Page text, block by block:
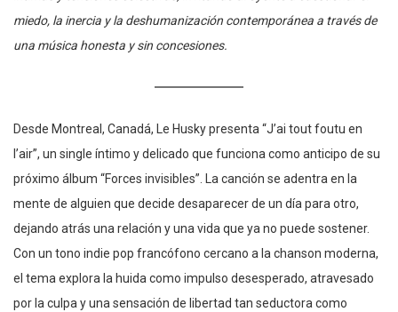
miedo, la inercia y la deshumanización contemporánea a través de
una música honesta y sin concesiones.
Desde Montreal, Canadá, Le Husky presenta “J’ai tout foutu en
l’air”, un single íntimo y delicado que funciona como anticipo de su
próximo álbum “Forces invisibles”. La canción se adentra en la
mente de alguien que decide desaparecer de un día para otro,
dejando atrás una relación y una vida que ya no puede sostener.
Con un tono indie pop francófono cercano a la chanson moderna,
el tema explora la huida como impulso desesperado, atravesado
por la culpa y una sensación de libertad tan seductora como